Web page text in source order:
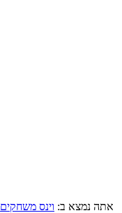
אתה נמצא ב: וינס משחקים